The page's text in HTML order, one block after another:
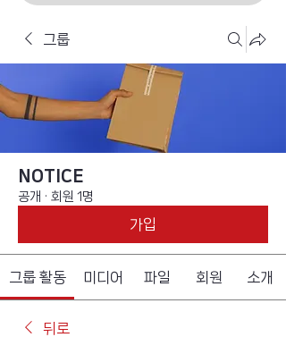
그룹
NOTICE
공개 · 회원 1명
가입
그룹 활동 미디어 파일 회원 소개
뒤로